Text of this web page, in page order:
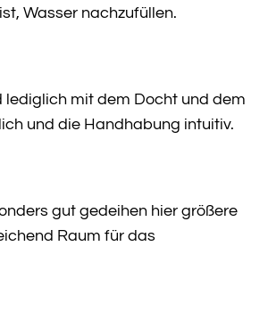
Wasser nachzufüllen.
lediglich mit dem Docht und dem
und die Handhabung intuitiv.
gut gedeihen hier größere
Raum für das